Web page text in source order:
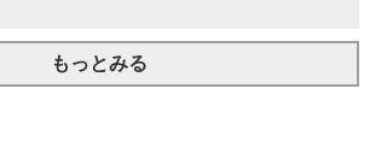
もっとみる